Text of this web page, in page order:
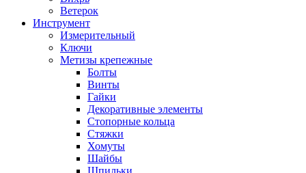
Ветерок
Инструмент
Измерительный
Ключи
Метизы крепежные
Болты
Винты
Гайки
Декоративные элементы
Стопорные кольца
Стяжки
Хомуты
Шайбы
Шпильки